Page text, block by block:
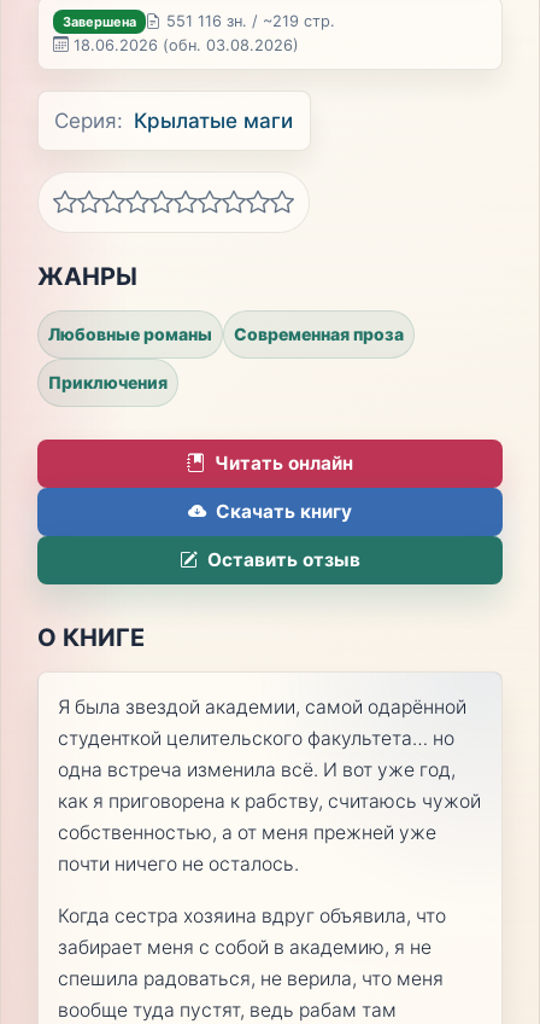
Завершена
551 116 зн. / ~219 стр.
18.06.2026 (обн. 03.08.2026)
Серия: Крылатые маги
ЖАНРЫ
Любовные романы Современная проза
Приключения
Читать онлайн
Скачать книгу
Оставить отзыв
О КНИГЕ
Я была звездой академии, самой одарённой
студенткой целительского факультета… но
одна встреча изменила всё. И вот уже год,
как я приговорена к рабству, считаюсь чужой
собственностью, а от меня прежней уже
почти ничего не осталось.
Когда сестра хозяина вдруг объявила, что
забирает меня с собой в академию, я не
спешила радоваться, не верила, что меня
вообще туда пустят, ведь рабам там